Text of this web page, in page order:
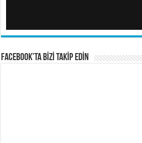
FACEBOOK’TA BİZİ TAKİP EDİN